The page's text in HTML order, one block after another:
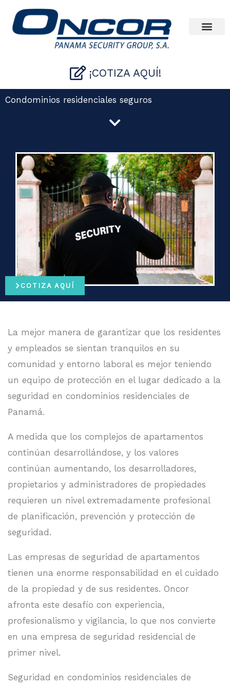
¡COTIZA AQUÍ!
Condominios residenciales seguros
COTIZA AQUÍ
La mejor manera de garantizar que los residentes
y empleados se sientan tranquilos en su
comunidad y entorno laboral es mejor teniendo
un equipo de protección en el lugar dedicado a la
seguridad en condominios residenciales de
Panamá.
A medida que los complejos de apartamentos
continúan desarrollándose, y los valores
continúan aumentando, los desarrolladores,
propietarios y administradores de propiedades
requieren un nivel extremadamente profesional
de planificación, prevención y protección de
seguridad.
Las empresas de seguridad de apartamentos
tienen una enorme responsabilidad en el cuidado
de la propiedad y de sus residentes. Oncor
afronta este desafío con experiencia,
profesionalismo y vigilancia, lo que nos convierte
en una empresa de seguridad residencial de
primer nivel.
Seguridad en condominios residenciales de